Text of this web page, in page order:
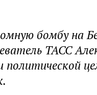
бомбу на
ТАСС
политической